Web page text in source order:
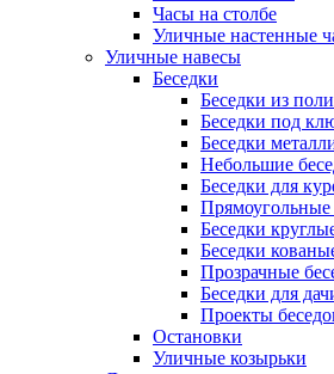
Часы на столбе
Уличные настенные
Уличные навесы
Беседки
Беседки из
Беседки под
Беседки
Небольшие
Беседки для
Прямоугольные
Беседки
Беседки
Прозрачные
Беседки для
Проекты
Остановки
Уличные козырьки